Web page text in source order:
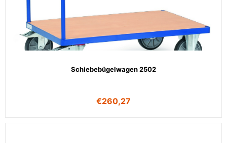
Schiebebügelwagen 2502
€260,27